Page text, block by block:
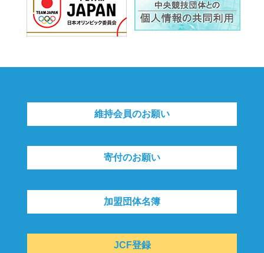
維持会員のお願い
寄付のお願い
加盟団体名簿
JCF登録